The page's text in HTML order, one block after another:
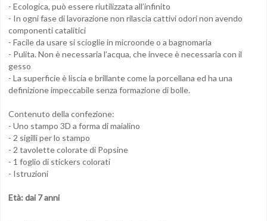
- Ecologica, può essere riutilizzata all’infinito
- In ogni fase di lavorazione non rilascia cattivi odori non avendo
componenti catalitici
- Facile da usare si scioglie in microonde o a bagnomaria
- Pulita. Non è necessaria l’acqua, che invece è necessaria con il
gesso
- La superficie è liscia e brillante come la porcellana ed ha una
definizione impeccabile senza formazione di bolle.
Contenuto della confezione:
- Uno stampo 3D a forma di maialino
- 2 sigilli per lo stampo
- 2 tavolette colorate di Popsine
- 1 foglio di stickers colorati
- Istruzioni
Età: dai 7 anni